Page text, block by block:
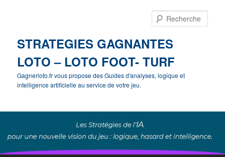
STRATEGIES GAGNANTES
LOTO – LOTO FOOT- TURF
Gagnerloto.fr vous propose des Guides d'analyses, logique et
intelligence artificielle au service de votre jeu.